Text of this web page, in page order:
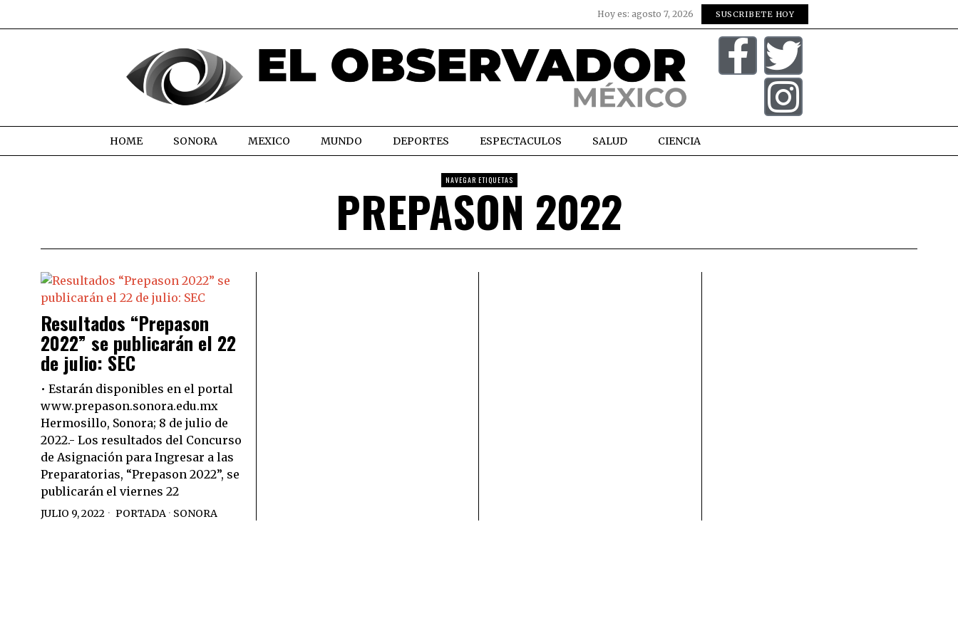
Hoy es: agosto 7, 2026 SUSCRIBETE HOY
HOME SONORA MEXICO MUNDO DEPORTES ESPECTACULOS SALUD CIENCIA
NAVEGAR ETIQUETAS
PREPASON 2022
Resultados “Prepason
2022” se publicarán el 22
de julio: SEC
• Estarán disponibles en el portal
www.prepason.sonora.edu.mx
Hermosillo, Sonora; 8 de julio de
2022.- Los resultados del Concurso
de Asignación para Ingresar a las
Preparatorias, “Prepason 2022”, se
publicarán el viernes 22
JULIO 9, 2022 PORTADA · SONORA